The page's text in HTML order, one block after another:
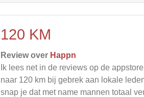
120 KM
Review over Happn
Ik lees net in de reviews op de
naar 120 km bij gebrek aan lokale
snap je dat met name mannen totaal